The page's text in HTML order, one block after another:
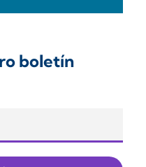
boletín